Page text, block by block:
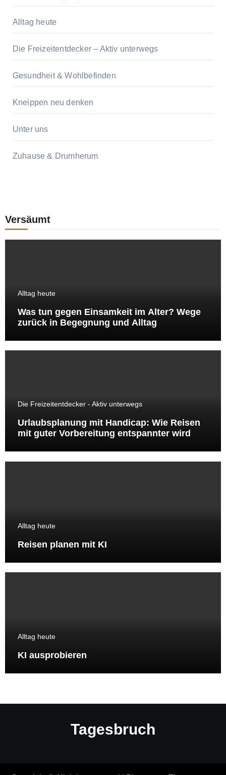
Alltag heute
Die Freizeitentdecker – Aktiv unterwegs
Gesundheit & Wohlbefinden
Kneippen neu denken
Unter uns
Zuhause & Drumherum
Versäumt
Alltag heute
Was tun gegen Einsamkeit im Alter? Wege
zurück in Begegnung und Alltag
Die Freizeitentdecker - Aktiv unterwegs
Urlaubsplanung mit Handicap: Wie Reisen
mit guter Vorbereitung entspannter wird
Alltag heute
Reisen planen mit KI
Alltag heute
KI ausprobieren
Tagesbruch